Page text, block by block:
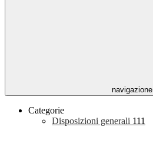
navigazione
Categorie
Disposizioni generali 111